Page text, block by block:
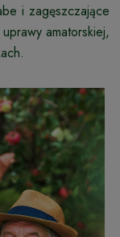
i zagęszczające
amatorskiej,